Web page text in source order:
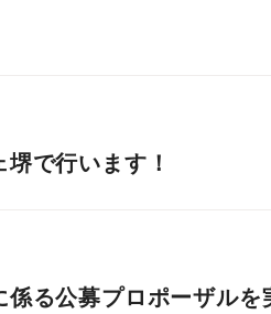
で行います！
る公募プロポーザルを